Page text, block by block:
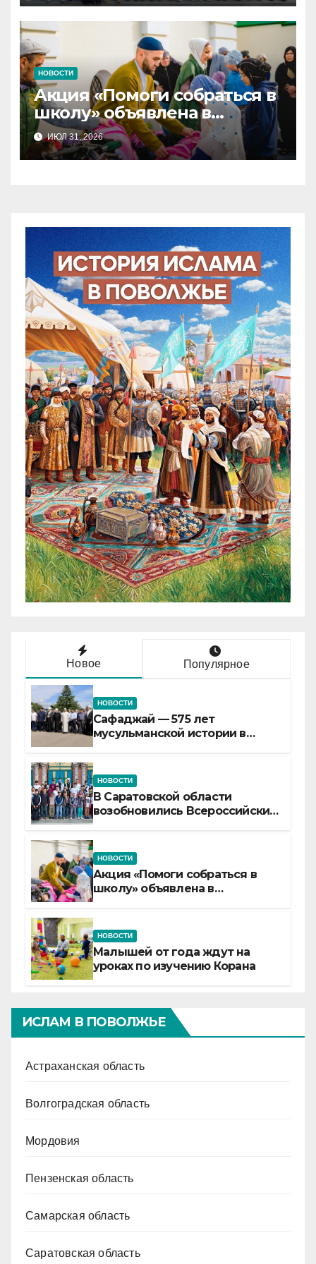
НОВОСТИ
Акция «Помоги собраться в
школу» объявлена в
Татарстане
ИЮЛ 31, 2026
Новое Популярное
НОВОСТИ
Сафаджай — 575 лет
мусульманской истории в
НОВОСТИ
В Саратовской области
возобновились Всероссийские
НОВОСТИ
Акция «Помоги собраться в
школу» объявлена в
НОВОСТИ
Малышей от года ждут на
уроках по изучению Корана
ИСЛАМ В ПОВОЛЖЬЕ
Астраханская область
Волгоградская область
Мордовия
Пензенская область
Самарская область
Саратовская область